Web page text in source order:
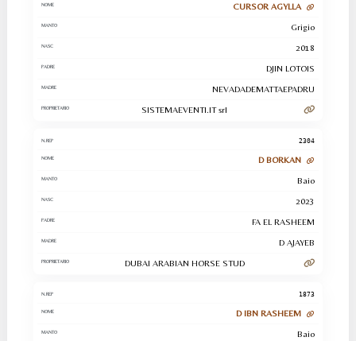
CURSOR AGYLLA
Grigio
2018
DJIN LOTOIS
NEVADADEMATTAEPADRU
SISTEMAEVENTI.IT srl
2304
D BORKAN
Baio
2023
FA EL RASHEEM
D AJAYEB
DUBAI ARABIAN HORSE STUD
1873
D IBN RASHEEM
Baio